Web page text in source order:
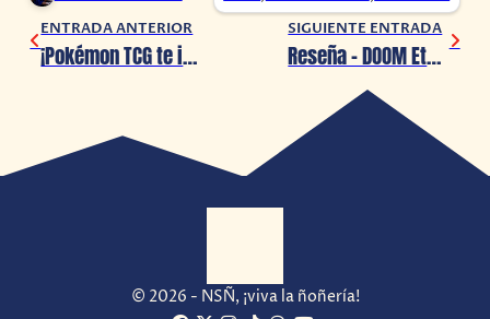
ENTRADA ANTERIOR
¡Pokémon TCG te invita a unirte al Desafío de Equipo de Play!
SIGUIENTE ENTRADA
Reseña – DOOM Eternal: The Ancient Gods Part 1 (Sin Spoilers)
© 2026 - NSÑ, ¡viva la ñoñería!